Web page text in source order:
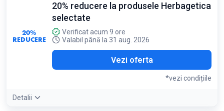
20%
REDUCERE
20% reducere la produsele Herbagetica
selectate
Verificat acum 9 ore
Valabil până la 31 aug. 2026
Vezi oferta
*vezi condițiile
Detalii